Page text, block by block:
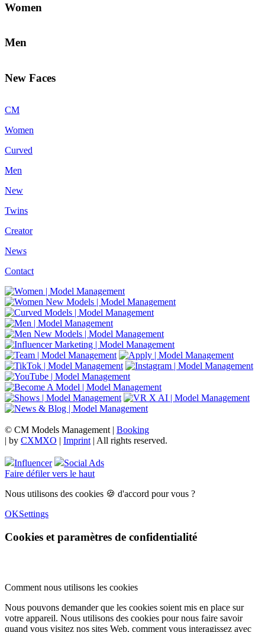
Women
Men
New Faces
CM
Women
Curved
Men
New
Twins
Creator
News
Contact
© CM Models Management | Booking
| by CXMXO | Imprint | All rights reserved.
Influencer
Social Ads
Faire défiler vers le haut
Nous utilisons des cookies 🍪 d'accord pour vous ?
OKSettings
Cookies et paramètres de confidentialité
Comment nous utilisons les cookies
Nous pouvons demander que les cookies soient mis en place sur
votre appareil. Nous utilisons des cookies pour nous faire savoir
quand vous visitez nos sites Web, comment vous interagissez avec